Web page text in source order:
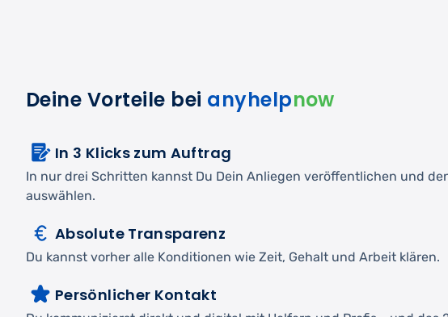
Deine Vorteile bei anyhelpnow
In 3 Klicks zum Auftrag
In nur drei Schritten kannst Du Dein Anliegen veröffentlichen und
auswählen.
Absolute Transparenz
Du kannst vorher alle Konditionen wie Zeit, Gehalt und Arbeit klären.
Persönlicher Kontakt